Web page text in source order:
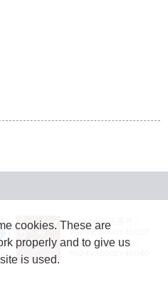
JASRAC許諾番号：
9024936001Y45037
JASRAC許諾番号：
cookies. These are
properly and to give us
is used.